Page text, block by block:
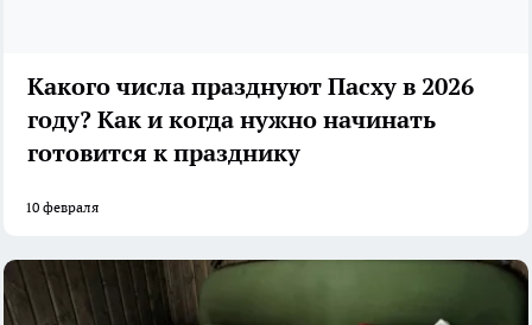
Какого числа празднуют Пасху в 2026
году? Как и когда нужно начинать
готовится к празднику
10 февраля